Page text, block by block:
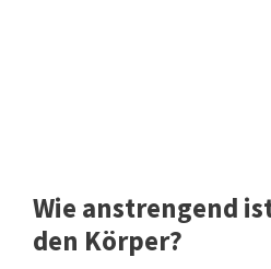
Wie anstrengend
den Körper?